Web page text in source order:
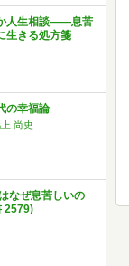
人生相談――息苦
生きる処方箋
の幸福論
尚史
なぜ息苦しいの
2579)